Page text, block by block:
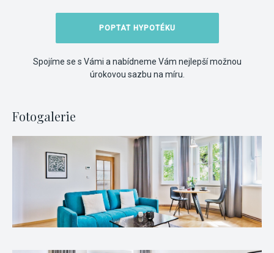
POPTAT HYPOTÉKU
Spojíme se s Vámi a nabídneme Vám nejlepší možnou
úrokovou sazbu na míru.
Fotogalerie